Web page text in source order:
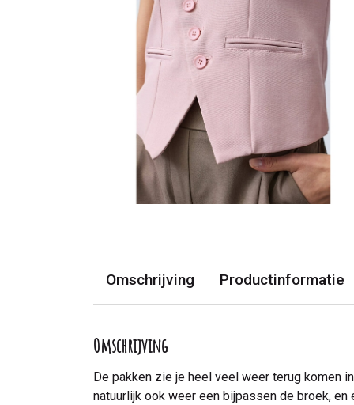
Omschrijving Productinformatie
Omschrijving
De pakken zie je heel veel weer terug komen
natuurlijk ook weer een bijpassen de broek,